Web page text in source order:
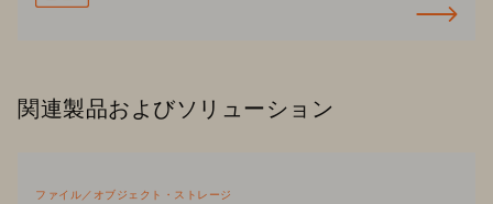
関連製品およびソリューション
ファイル／オブジェクト・ストレージ